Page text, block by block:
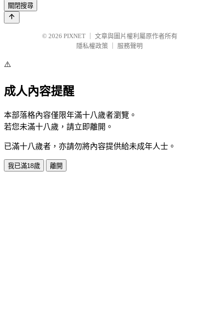
關閉搜尋
© 2026 PIXNET
文章與圖片權利屬原作者所有
隱私權政策
服務聲明
⚠️
成人內容提醒
本部落格內容僅限年滿十八歲者瀏覽。
若您未滿十八歲，請立即離開。
已滿十八歲者，亦請勿將內容提供給未成年人士。
我已滿18歲 離開